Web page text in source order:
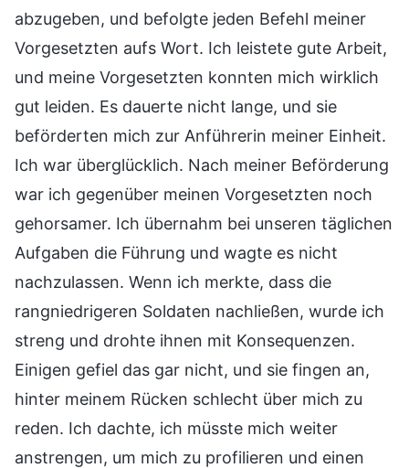
abzugeben, und befolgte jeden Befehl meiner
Vorgesetzten aufs Wort. Ich leistete gute Arbeit,
und meine Vorgesetzten konnten mich wirklich
gut leiden. Es dauerte nicht lange, und sie
beförderten mich zur Anführerin meiner Einheit.
Ich war überglücklich. Nach meiner Beförderung
war ich gegenüber meinen Vorgesetzten noch
gehorsamer. Ich übernahm bei unseren täglichen
Aufgaben die Führung und wagte es nicht
nachzulassen. Wenn ich merkte, dass die
rangniedrigeren Soldaten nachließen, wurde ich
streng und drohte ihnen mit Konsequenzen.
Einigen gefiel das gar nicht, und sie fingen an,
hinter meinem Rücken schlecht über mich zu
reden. Ich dachte, ich müsste mich weiter
anstrengen, um mich zu profilieren und einen